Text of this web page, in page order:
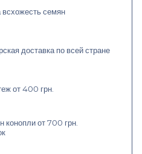
всхожесть семян
доставка по всей стране
от 400 грн.
конопли от 700 грн.